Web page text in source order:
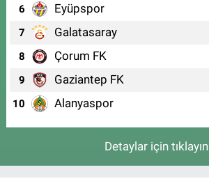
6 Eyüpspor
7 Galatasaray
8 Çorum FK
9 Gaziantep FK
10 Alanyaspor
Detaylar için tıklayın